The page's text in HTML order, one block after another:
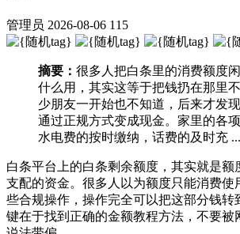
管理员 2026-08-06 115
摘要： 很多人把白条里的消费额度
什么用，其实这等于把钱扔在那里
少朋友一开始也不知道，后来才发
通过正规方式变成现金。家里的各
水电费的按时缴纳，话费的及时充 ...
白条平台上的白条剩余额度，其实就是额
支配的资金。很多人以为额度只能消费使
些合规操作，操作完全可以把这部分钱转
键在于找到正确的金额教程方法，不要被